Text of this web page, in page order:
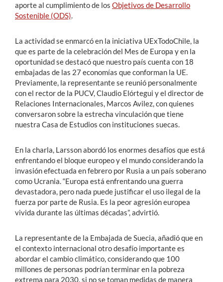
aporte al cumplimiento de los Objetivos de Desarrollo
Sostenible (ODS).
La actividad se enmarcó en la iniciativa UExTodoChile, la
que es parte de la celebración del Mes de Europa y en la
oportunidad se destacó que nuestro país cuenta con 18
embajadas de las 27 economías que conforman la UE.
Previamente, la representante se reunió personalmente
con el rector de la PUCV, Claudio Elórtegui y el director de
Relaciones Internacionales, Marcos Avilez, con quienes
conversaron sobre la estrecha vinculación que tiene
nuestra Casa de Estudios con instituciones suecas.
En la charla, Larsson abordó los enormes desafíos que está
enfrentando el bloque europeo y el mundo considerando la
invasión efectuada en febrero por Rusia a un país soberano
como Ucrania. “Europa está enfrentando una guerra
devastadora, pero nada puede justificar el uso ilegal de la
fuerza por parte de Rusia. Es la peor agresión europea
vivida durante las últimas décadas”, advirtió.
La representante de la Embajada de Suecia, añadió que en
el contexto internacional otro desafío importante es
abordar el cambio climático, considerando que 100
millones de personas podrían terminar en la pobreza
extrema para 2030, si no se toman medidas de manera